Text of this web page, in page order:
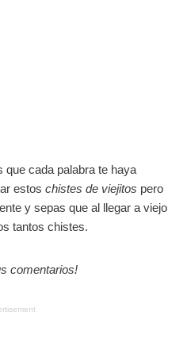
que cada palabra te haya
estos chistes de viejitos pero
y sepas que al llegar a viejo
tantos chistes.
comentarios!